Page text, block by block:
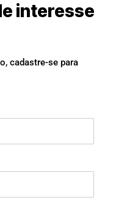
interesse
cadastre-se para